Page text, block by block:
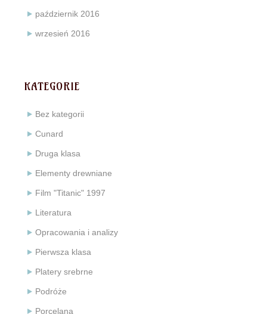
październik 2016
wrzesień 2016
KATEGORIE
Bez kategorii
Cunard
Druga klasa
Elementy drewniane
Film "Titanic" 1997
Literatura
Opracowania i analizy
Pierwsza klasa
Platery srebrne
Podróże
Porcelana